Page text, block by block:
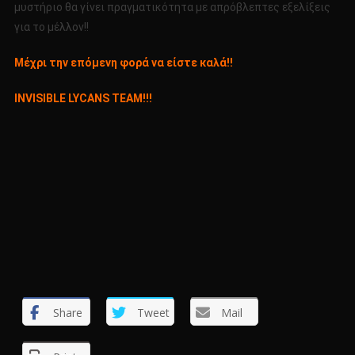
μυστήριο θα γίνει πραγματικότητα με απρόβλεπτες εξελίξεις
για το μέλλον!!
Μέχρι την επόμενη φορά να είστε καλά!!
INVISIBLE LYCANS TEAM!!!
Share Tweet Mail